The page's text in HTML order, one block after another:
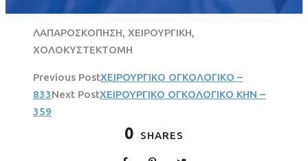
ΛΑΠΑΡΟΣΚΟΠΗΣΗ, ΧΕΙΡΟΥΡΓΙΚΗ,
ΧΟΛΟΚΥΣΤΕΚΤΟΜΗ
Previous PostΧΕΙΡΟΥΡΓΙΚΟ ΟΓΚΟΛΟΓΙΚΟ –
833Next PostΧΕΙΡΟΥΡΓΙΚΟ ΟΓΚΟΛΟΓΙΚΟ ΚΗΝ –
359
0 SHARES